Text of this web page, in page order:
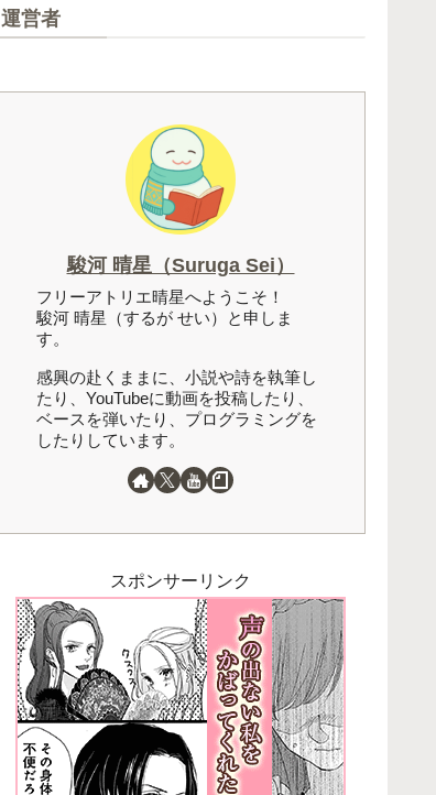
運営者
駿河 晴星（Suruga Sei）
フリーアトリエ晴星へようこそ！
駿河 晴星（するが せい）と申しま
す。
感興の赴くままに、小説や詩を執筆し
たり、YouTubeに動画を投稿したり、
ベースを弾いたり、プログラミングを
したりしています。
スポンサーリンク